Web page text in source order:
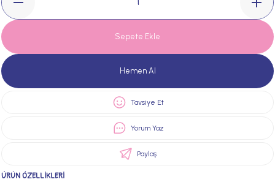
Sepete Ekle
Hemen Al
Tavsiye Et
Yorum Yaz
Paylaş
ÜRÜN ÖZELLİKLERİ